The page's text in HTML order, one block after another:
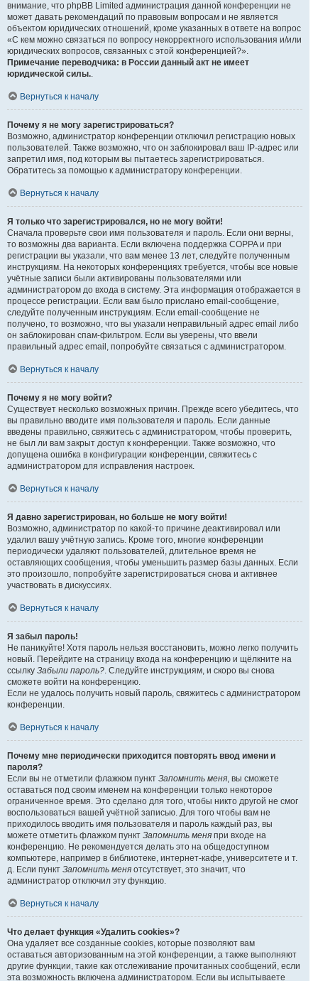
внимание, что phpBB Limited администрация данной конференции не
может давать рекомендаций по правовым вопросам и не является
объектом юридических отношений, кроме указанных в ответе на вопрос
«С кем можно связаться по вопросу некорректного использования и/или
юридических вопросов, связанных с этой конференцией?».
Примечание переводчика: в России данный акт не имеет
юридической силы..
Вернуться к началу
Почему я не могу зарегистрироваться?
Возможно, администратор конференции отключил регистрацию новых
пользователей. Также возможно, что он заблокировал ваш IP-адрес или
запретил имя, под которым вы пытаетесь зарегистрироваться.
Обратитесь за помощью к администратору конференции.
Вернуться к началу
Я только что зарегистрировался, но не могу войти!
Сначала проверьте свои имя пользователя и пароль. Если они верны,
то возможны два варианта. Если включена поддержка COPPA и при
регистрации вы указали, что вам менее 13 лет, следуйте полученным
инструкциям. На некоторых конференциях требуется, чтобы все новые
учётные записи были активированы пользователями или
администратором до входа в систему. Эта информация отображается в
процессе регистрации. Если вам было прислано email-сообщение,
следуйте полученным инструкциям. Если email-сообщение не
получено, то возможно, что вы указали неправильный адрес email либо
он заблокирован спам-фильтром. Если вы уверены, что ввели
правильный адрес email, попробуйте связаться с администратором.
Вернуться к началу
Почему я не могу войти?
Существует несколько возможных причин. Прежде всего убедитесь, что
вы правильно вводите имя пользователя и пароль. Если данные
введены правильно, свяжитесь с администратором, чтобы проверить,
не был ли вам закрыт доступ к конференции. Также возможно, что
допущена ошибка в конфигурации конференции, свяжитесь с
администратором для исправления настроек.
Вернуться к началу
Я давно зарегистрирован, но больше не могу войти!
Возможно, администратор по какой-то причине деактивировал или
удалил вашу учётную запись. Кроме того, многие конференции
периодически удаляют пользователей, длительное время не
оставляющих сообщения, чтобы уменьшить размер базы данных. Если
это произошло, попробуйте зарегистрироваться снова и активнее
участвовать в дискуссиях.
Вернуться к началу
Я забыл пароль!
Не паникуйте! Хотя пароль нельзя восстановить, можно легко получить
новый. Перейдите на страницу входа на конференцию и щёлкните на
ссылку Забыли пароль?. Следуйте инструкциям, и скоро вы снова
сможете войти на конференцию.
Если не удалось получить новый пароль, свяжитесь с администратором
конференции.
Вернуться к началу
Почему мне периодически приходится повторять ввод имени и
пароля?
Если вы не отметили флажком пункт Запомнить меня, вы сможете
оставаться под своим именем на конференции только некоторое
ограниченное время. Это сделано для того, чтобы никто другой не смог
воспользоваться вашей учётной записью. Для того чтобы вам не
приходилось вводить имя пользователя и пароль каждый раз, вы
можете отметить флажком пункт Запомнить меня при входе на
конференцию. Не рекомендуется делать это на общедоступном
компьютере, например в библиотеке, интернет-кафе, университете и т.
д. Если пункт Запомнить меня отсутствует, это значит, что
администратор отключил эту функцию.
Вернуться к началу
Что делает функция «Удалить cookies»?
Она удаляет все созданные cookies, которые позволяют вам
оставаться авторизованным на этой конференции, а также выполняют
другие функции, такие как отслеживание прочитанных сообщений, если
эта возможность включена администратором. Если вы испытываете